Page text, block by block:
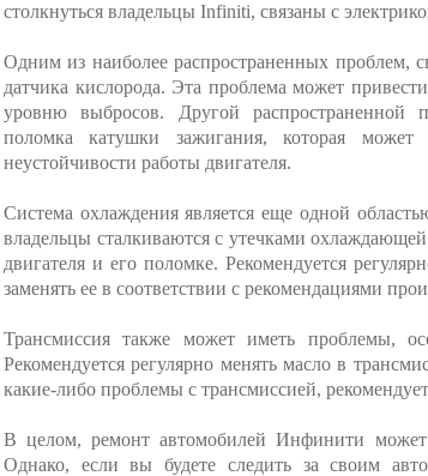
столкнуться владельцы Infiniti, связаны с
Одним из наиболее распространенных проблем,
датчика кислорода. Эта проблема может
уровню выбросов. Другой распространенной
поломка катушки зажигания, которая
неустойчивости работы двигателя.
Система охлаждения является еще одной
владельцы сталкиваются с утечками
двигателя и его поломке. Рекомендуется
заменять ее в соответствии с рекомендациями
Трансмиссия также может иметь проблемы,
Рекомендуется регулярно менять масло в
какие-либо проблемы с трансмиссией,
В целом, ремонт автомобилей Инфинити
Однако, если вы будете следить за своим